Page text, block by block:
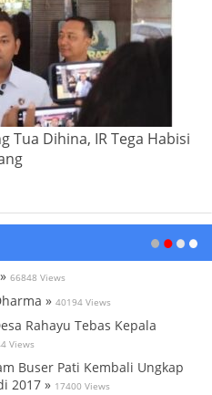
Tua Dihina, IR Tega Habisi
66848 Views
» 40194 Views
Rahayu Tebas Kepala
Views
Buser Pati Kembali Ungkap
2017 » 17400 Views